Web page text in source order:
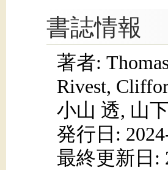
書誌情報
著者:
Rivest,
小山 透, 山
発行日:
最終更新日: